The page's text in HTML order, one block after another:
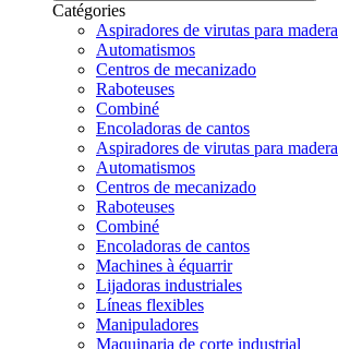
Catégories
Aspiradores de virutas para madera
Automatismos
Centros de mecanizado
Raboteuses
Combiné
Encoladoras de cantos
Aspiradores de virutas para madera
Automatismos
Centros de mecanizado
Raboteuses
Combiné
Encoladoras de cantos
Machines à équarrir
Lijadoras industriales
Líneas flexibles
Manipuladores
Maquinaria de corte industrial